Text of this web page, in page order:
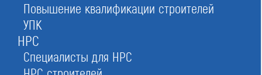
Повышение квалификации строителей
УПК
НРС
Специалисты для НРС
Ассоциация «Столица-Проект»